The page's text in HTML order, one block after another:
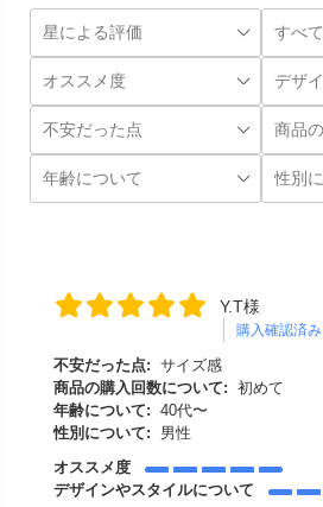
Y.T様
購入確認済み
不安だった点: サイズ感
商品の購入回数について: 初めて
年齢について: 40代〜
性別について:
男性
オススメ度
デザインやスタイルについて